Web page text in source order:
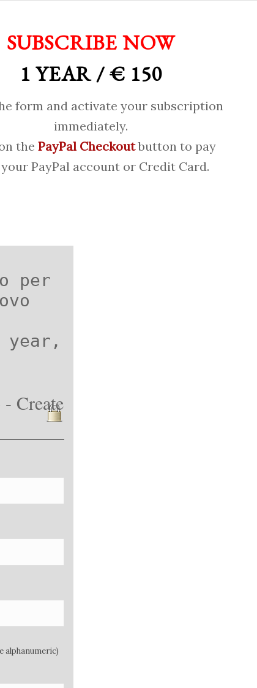
SUBSCRIBE NOW
1 YEAR / € 150
form and activate your subscription
immediately.
the PayPal Checkoutbutton to pay
PayPal account or Credit Card.
per
Create
alphanumeric)